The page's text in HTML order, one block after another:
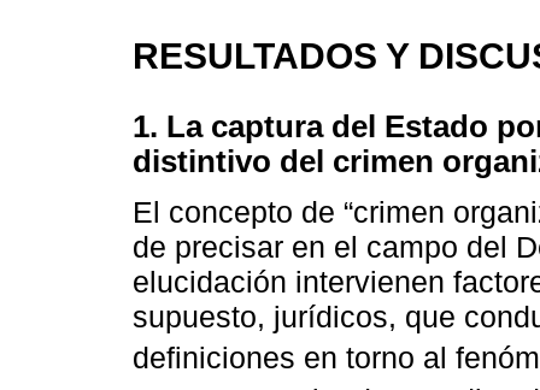
RESULTADOS Y
1. La captura del Estado
distintivo del crimen
El concepto de “crimen
de precisar en el campo del
elucidación intervienen
supuesto, jurídicos, que
definiciones en torno al